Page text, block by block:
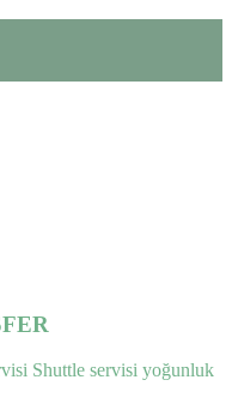
Shuttle servisi yoğunluk